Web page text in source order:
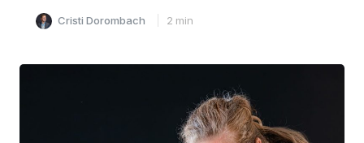
Cristi Dorombach 2 min